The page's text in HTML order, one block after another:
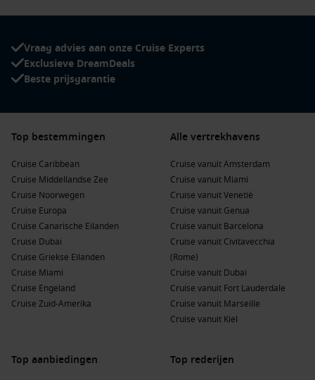
waar je verse zeevruchten, lokale delicatessen en
Geniet van de lokale keuken:Probeer de geweldige lokale
gerechten in een van de restaurants langs de haven, zoals
de traditionele “Katsu” en vers gevangen zeevruchten.
Wanneer je cruise naar Tsuruga gaat, zijn er verschillende
havens die je kunt verkennen:
Busan,Zuid-Korea
Deze levendige stad biedt een mix van
moderne en traditionele cultuur. Bezoek het beroemde
Jagalchi Fish Market en geniet van Koreaanse streetfood.
Sakaiminato
Onderscheidend vanwege de mooie
kustlijn en lokale attracties zoals het Sakaiminato Fish
Market. Proef de beroemde krab van deze regio.
Akita,Japan
Bekend om zijn prachtige natuur en Akita
honden. Bezoek het Akita Museum of Art en het prachtige
natuurlijke schoonheid en biedt mooie uitzichtpunten en
Vraag advies aan onze Cruise Experts
Exclusieve DreamDeals
Beste prijsgarantie
Top bestemmingen
Cruise Caribbean
Cruise Middellandse Zee
Cruise Noorwegen
Cruise Europa
Cruise Canarische Eilanden
Cruise Dubai
Cruise Griekse Eilanden
Cruise Miami
Cruise Engeland
Cruise Zuid-Amerika
Alle vertrekhavens
Cruise vanuit Amsterdam
Cruise vanuit Miami
Cruise vanuit Venetië
Cruise vanuit Genua
Cruise vanuit Barcelona
Cruise vanuit Civitavecchia
(Rome)
Cruise vanuit Dubai
Cruise vanuit Fort Lauderdale
Cruise vanuit Marseille
Cruise vanuit Kiel
Top aanbiedingen Top rederijen